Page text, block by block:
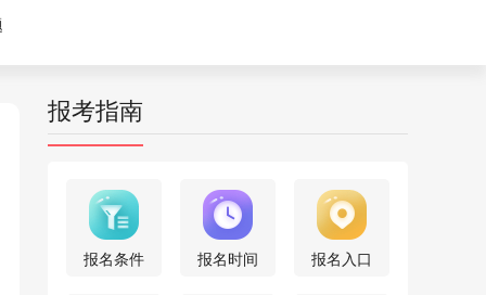
报考指南
报名条件 报名时间 报名入口